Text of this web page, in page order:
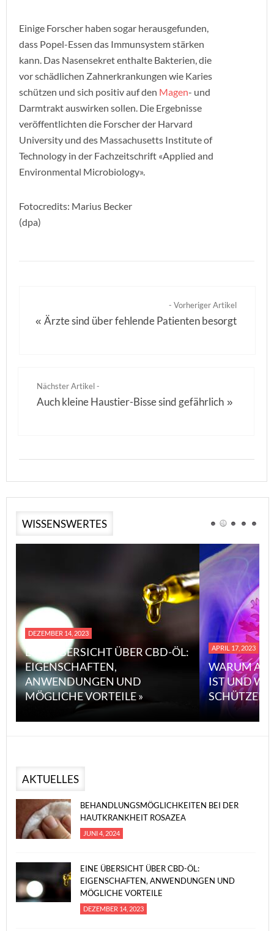
Einige Forscher haben sogar herausgefunden,
dass Popel-Essen das Immunsystem stärken
kann. Das Nasensekret enthalte Bakterien, die
vor schädlichen Zahnerkrankungen wie Karies
schützen und sich positiv auf den Magen- und
Darmtrakt auswirken sollen. Die Ergebnisse
veröffentlichten die Forscher der Harvard
University und des Massachusetts Institute of
Technology in der Fachzeitschrift «Applied and
Environmental Microbiology».
Fotocredits: Marius Becker
(dpa)
- Vorheriger Artikel
«Ärzte sind über fehlende Patienten besorgt
Nächster Artikel -
Auch kleine Haustier-Bisse sind gefährlich »
WISSENSWERTES
DEZEMBER 14, 2023
EINE ÜBERSICHT ÜBER CBD-ÖL:
EIGENSCHAFTEN,
ANWENDUNGEN UND
MÖGLICHE VORTEILE »
APRIL 17, 2023
WARUM
IST UND
SCHÜTZEN
AKTUELLES
BEHANDLUNGSMÖGLICHKEITEN BEI DER
HAUTKRANKHEIT ROSAZEA
JUNI 4, 2024
EINE ÜBERSICHT ÜBER CBD-ÖL:
EIGENSCHAFTEN, ANWENDUNGEN UND
MÖGLICHE VORTEILE
DEZEMBER 14, 2023